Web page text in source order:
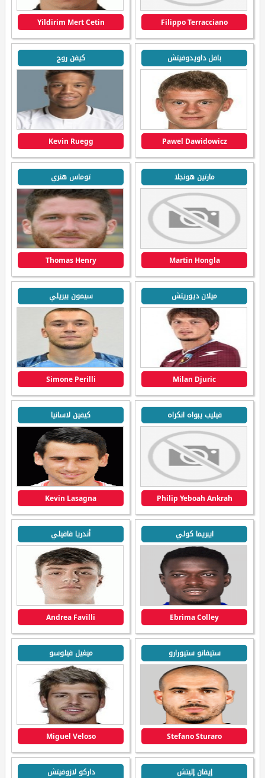
Filippo Terracciano
Yildirim Mert Cetin
بافل داويدوفيتش
Pawel Dawidowicz
كيفن روج
Kevin Ruegg
مارتين هونجلا
Martin Hongla
توماس هنري
Thomas Henry
ميلان ديوريتش
Milan Djuric
سيمون بيريلي
Simone Perilli
فيليب يبواه انكراه
Philip Yeboah Ankrah
كيفين لاسانيا
Kevin Lasagna
ايبريما كولي
Ebrima Colley
أندريا فافيلي
Andrea Favilli
ستيفانو ستيورارو
Stefano Sturaro
ميغيل فيلوسو
Miguel Veloso
إيفان إليتش داركو لازوفيتش